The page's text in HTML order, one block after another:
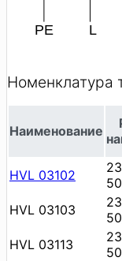
Номенклатура
Наименование
HVL 03102
HVL 03103
HVL 03113